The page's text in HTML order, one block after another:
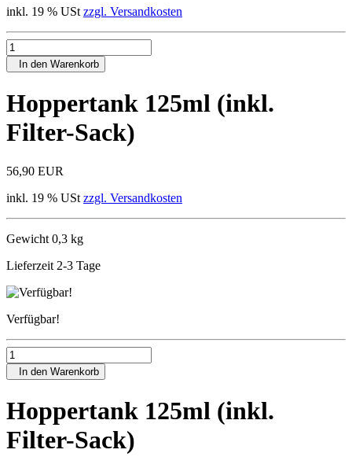
inkl. 19 % USt zzgl. Versandkosten
In den Warenkorb
Hoppertank 125ml (inkl.
Filter-Sack)
56,90 EUR
inkl. 19 % USt zzgl. Versandkosten
Gewicht 0,3 kg
Lieferzeit 2-3 Tage
Verfügbar!
In den Warenkorb
Hoppertank 125ml (inkl.
Filter-Sack)